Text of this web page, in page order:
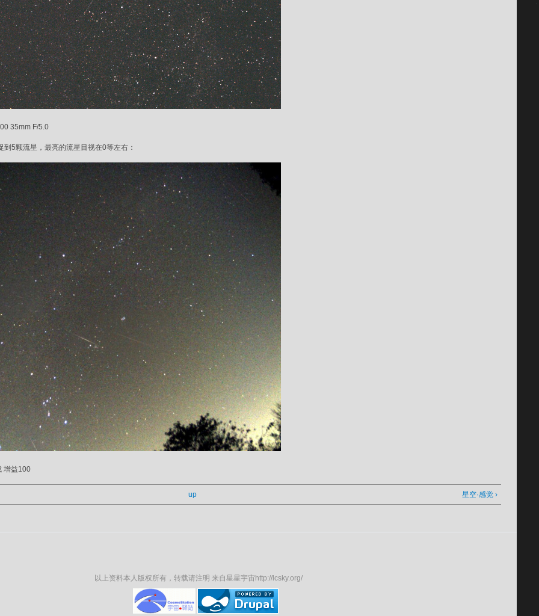
35mm F/5.0
5颗流星，最亮的流星目视在0等左右：
增益100
up 星空·感觉 ›
以上资料本人版权所有，转载请注明 来自星星宇宙http://lcsky.org/